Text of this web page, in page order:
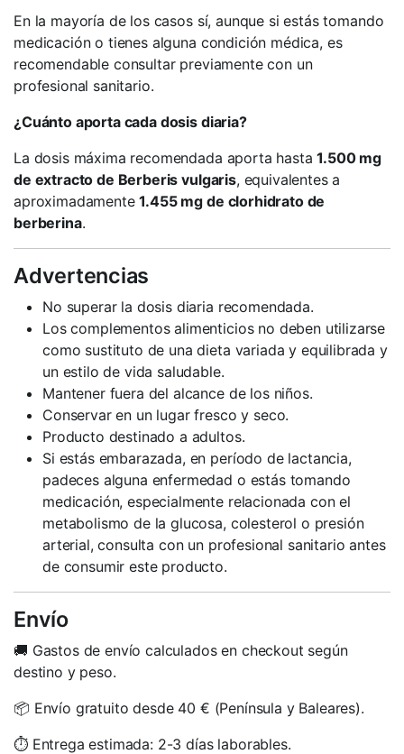
En la mayoría de los casos sí, aunque si estás tomando
medicación o tienes alguna condición médica, es
recomendable consultar previamente con un
profesional sanitario.
¿Cuánto aporta cada dosis diaria?
La dosis máxima recomendada aporta hasta1.500 mg
de extracto de Berberis vulgaris, equivalentes a
aproximadamente1.455 mg de clorhidrato de
berberina.
Advertencias
No superar la dosis diaria recomendada.
Los complementos alimenticios no deben utilizarse
como sustituto de una dieta variada y equilibrada y
un estilo de vida saludable.
Mantener fuera del alcance de los niños.
Conservar en un lugar fresco y seco.
Producto destinado a adultos.
Si estás embarazada, en período de lactancia,
padeces alguna enfermedad o estás tomando
medicación, especialmente relacionada con el
metabolismo de la glucosa, colesterol o presión
arterial, consulta con un profesional sanitario antes
de consumir este producto.
Envío
🚚 Gastos de envío calculados en checkout según
destino y peso.
📦 Envío gratuito desde 40 € (Península y Baleares).
⏱️ Entrega estimada: 2-3 días laborables.